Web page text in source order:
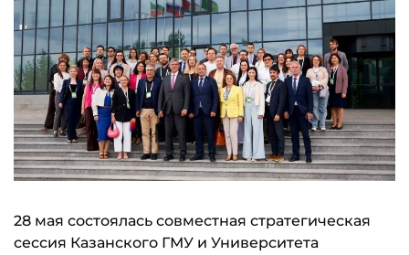
28 мая состоялась совместная стратегическая
сессия Казанского ГМУ и Университета